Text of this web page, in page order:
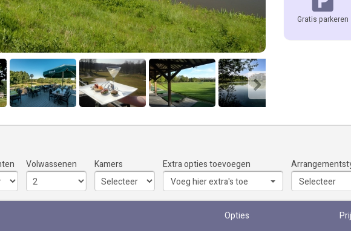
Gratis parkeren
Volwassenen Kamers
Extra opties toevoegen
Voeg hier extra's toe
Selecteer
Opties